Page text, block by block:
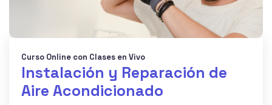
Curso Online con Clases en Vivo
Instalación y Reparación de
Aire Acondicionado